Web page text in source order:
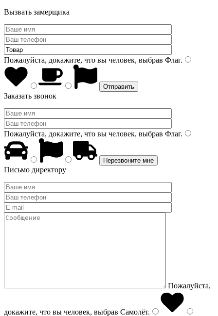
Вызвать замерщика
Пожалуйста, докажите, что вы человек, выбрав Флаг.
Заказать звонок
Пожалуйста, докажите, что вы человек, выбрав Флаг.
Письмо директору
Пожалуйста,
докажите, что вы человек, выбрав Самолёт.